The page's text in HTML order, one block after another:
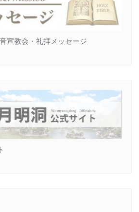
宣教会・礼拝メッセージ